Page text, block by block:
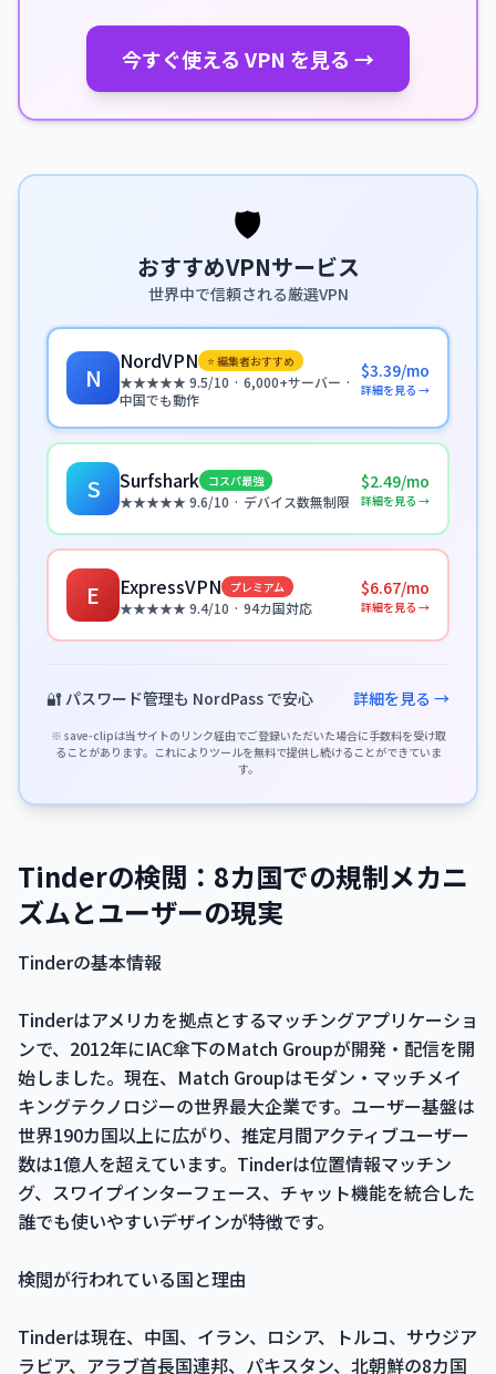
今すぐ使える VPN を見る →
🛡️
おすすめVPNサービス
世界中で信頼される厳選VPN
N
NordVPN ⭐ 編集者おすすめ
★★★★★ 9.5/10 · 6,000+サーバー ·
中国でも動作
$3.39/mo
詳細を見る →
S Surfshark コスパ最強
★★★★★ 9.6/10 · デバイス数無制限
$2.49/mo
詳細を見る →
E ExpressVPN プレミアム
★★★★★ 9.4/10 · 94カ国対応
$6.67/mo
詳細を見る →
🔐 パスワード管理も NordPass で安心 詳細を見る →
※ save-clipは当サイトのリンク経由でご登録いただいた場合に手数料を受け取
ることがあります。これによりツールを無料で提供し続けることができていま
す。
Tinderの検閲：8カ国での規制メカニ
ズムとユーザーの現実
Tinderの基本情報
Tinderはアメリカを拠点とするマッチングアプリケーショ
ンで、2012年にIAC傘下のMatch Groupが開発・配信を開
始しました。現在、Match Groupはモダン・マッチメイ
キングテクノロジーの世界最大企業です。ユーザー基盤は
世界190カ国以上に広がり、推定月間アクティブユーザー
数は1億人を超えています。Tinderは位置情報マッチン
グ、スワイプインターフェース、チャット機能を統合した
誰でも使いやすいデザインが特徴です。
検閲が行われている国と理由
Tinderは現在、中国、イラン、ロシア、トルコ、サウジア
ラビア、アラブ首長国連邦、パキスタン、北朝鮮の8カ国